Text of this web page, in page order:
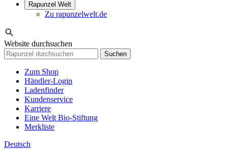
Rapunzel Welt
Zu rapunzelwelt.de
Website durchsuchen
Suchen
Zum Shop
Händler-Login
Ladenfinder
Kundenservice
Karriere
Eine Welt Bio-Stiftung
Merkliste
Deutsch